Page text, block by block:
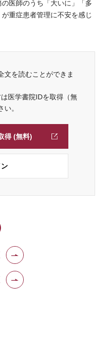
医師のうち「大いに」「多
重症患者管理に不安を感じ
文を読むことができま
医学書院IDを取得（無
い。
得 (無料)